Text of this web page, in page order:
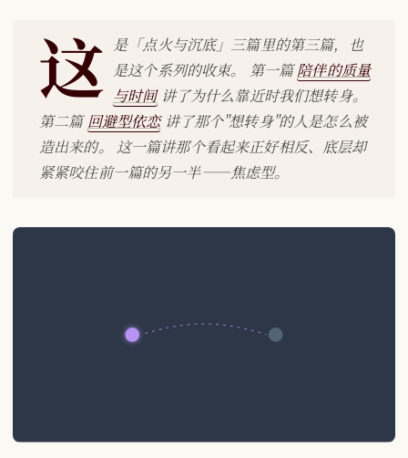
这 是「点火与沉底」三篇里的第三篇，也
是这个系列的收束。 第一篇陪伴的质量
与时间讲了为什么靠近时我们想转身。
第二篇回避型依恋讲了那个"想转身"的人是怎么被
造出来的。 这一篇讲那个看起来正好相反、底层却
紧紧咬住前一篇的另一半——焦虑型。